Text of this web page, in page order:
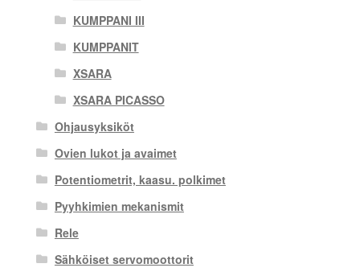
KUMPPANI III
KUMPPANIT
XSARA
XSARA PICASSO
Ohjausyksiköt
Ovien lukot ja avaimet
Potentiometrit, kaasu. polkimet
Pyyhkimien mekanismit
Rele
Sähköiset servomoottorit